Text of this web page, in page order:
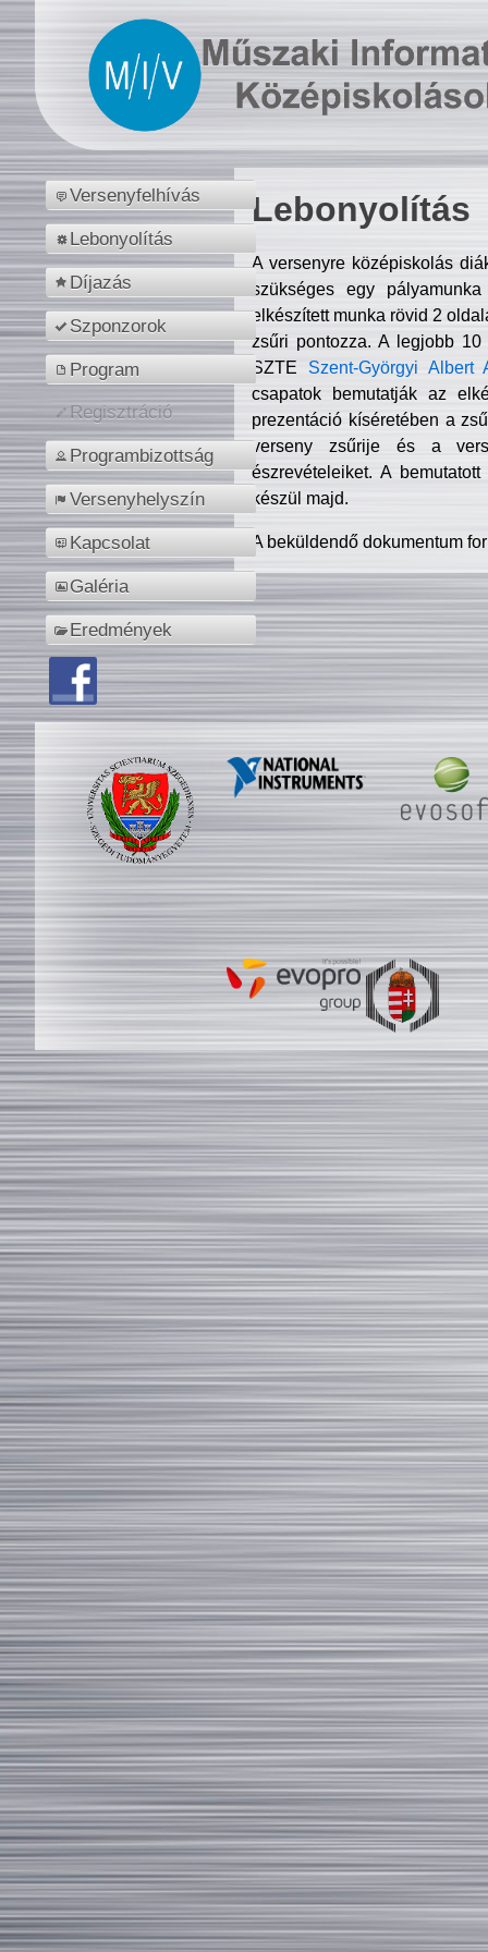
Versenyfelhívás
Lebonyolítás
Díjazás
Szponzorok
Program
Regisztráció
Programbizottság
Versenyhelyszín
Kapcsolat
Galéria
Eredmények
Lebonyolítás
A versenyre középiskolás
szükséges egy
elkészített munka rövid 2
zsűri pontozza. A legjobb
SZTE Szent-Györgyi Albert
csapatok bemutatják az
prezentáció kíséretében a
verseny zsűrije és a
észrevételeiket. A
készül majd.
A beküldendő dokumentum